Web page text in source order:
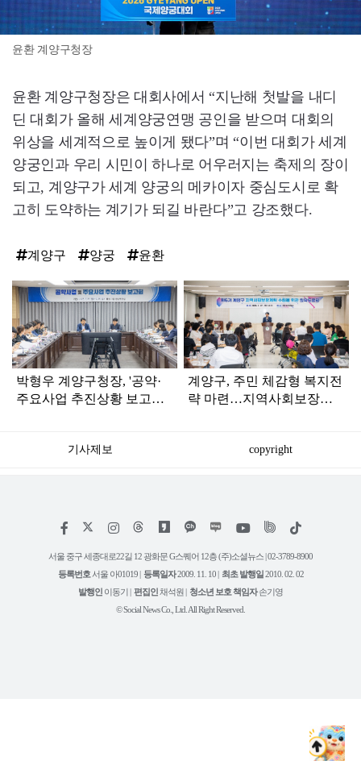
윤환 계양구청장
윤환 계양구청장은 대회사에서 “지난해 첫발을 내디
딘 대회가 올해 세계양궁연맹 공인을 받으며 대회의
위상을 세계적으로 높이게 됐다”며 “이번 대회가 세계
양궁인과 우리 시민이 하나로 어우러지는 축제의 장이
되고, 계양구가 세계 양궁의 메카이자 중심도시로 확
고히 도약하는 계기가 되길 바란다”고 강조했다.
계양구 양궁 윤환
탑
라
인
박형우 계양구청장, '공약·
주요사업 추진상황 보고회'
계양구, 주민 체감형 복지전
략 마련…지역사회보장계
기사제보 copyright
페
스
인
타
램
위
트
유
튜
틱
서울 중구 세종대로22길 12 광화문 G스퀘어 12층 (주)소셜뉴스 | 02-3789-8900
등록번호 서울 아01019 | 등록일자2009. 11. 10 | 최초 발행일2010. 02. 02
발행인 이동기 | 편집인채석원 | 청소년 보호 책임자손기영
© Social News Co., Ltd. All Right Reserved.